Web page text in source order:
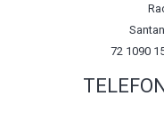
72 1090